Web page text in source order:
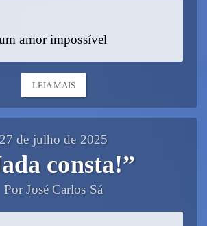
amor impossível
LEIA MAIS
27 de julho de 2025
consta!”
Por José Carlos Sá